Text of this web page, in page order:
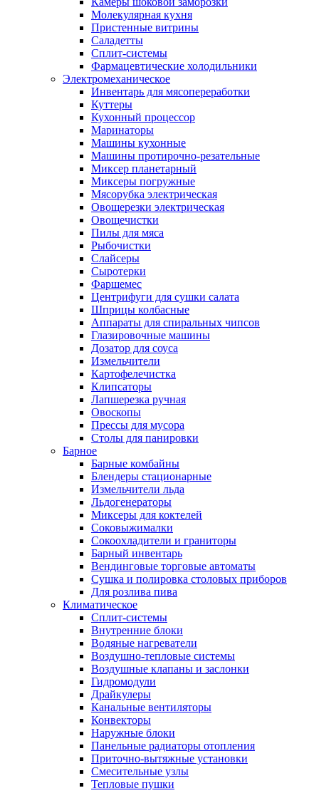
Молекулярная кухня
Пристенные витрины
Саладетты
Сплит-системы
Фармацевтические холодильники
Электромеханическое
Инвентарь для мясопереработки
Куттеры
Кухонный процессор
Маринаторы
Машины кухонные
Машины протирочно-резательные
Миксер планетарный
Миксеры погружные
Мясорубка электрическая
Овощерезки электрическая
Овощечистки
Пилы для мяса
Рыбочистки
Слайсеры
Сыротерки
Фаршемес
Центрифуги для сушки салата
Шприцы колбасные
Аппараты для спиральных чипсов
Глазировочные машины
Дозатор для соуса
Измельчители
Картофелечистка
Клипсаторы
Лапшерезка ручная
Овоскопы
Прессы для мусора
Столы для панировки
Барное
Барные комбайны
Блендеры стационарные
Измельчители льда
Льдогенераторы
Миксеры для коктелей
Соковыжималки
Сокоохладители и граниторы
Барный инвентарь
Вендинговые торговые автоматы
Сушка и полировка столовых приборов
Для розлива пива
Климатическое
Сплит-системы
Внутренние блоки
Водяные нагреватели
Воздушно-тепловые системы
Воздушные клапаны и заслонки
Гидромодули
Драйкулеры
Канальные вентиляторы
Конвекторы
Наружные блоки
Панельные радиаторы отопления
Приточно-вытяжные установки
Смесительные узлы
Тепловые пушки